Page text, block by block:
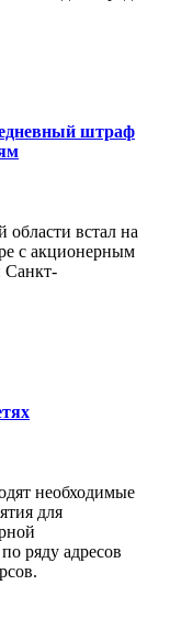
штраф
встал на
с акционерным
Санкт-
необходимые
для
ряду адресов